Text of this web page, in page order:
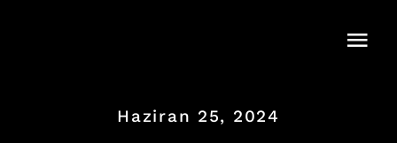
Haziran 25, 2024